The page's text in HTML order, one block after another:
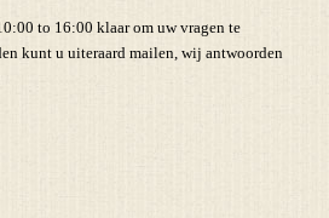
to 16:00 klaar om uw vragen te
kunt u uiteraard mailen, wij antwoorden